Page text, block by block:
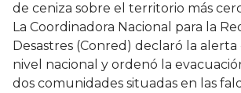
de ceniza sobre el territorio más
La Coordinadora Nacional para la
Desastres (Conred) declaró la
nivel nacional y ordenó la
dos comunidades situadas en las